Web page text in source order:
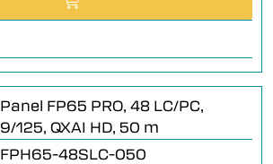
Panel FP65 PRO, 48 LC/PC,
9/125, QXAI HD, 50 m
FPH65-48SLC-050